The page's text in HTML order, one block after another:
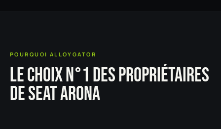
POURQUOI ALLOYGATOR
LE CHOIX N°1 DES PROPRIÉTAIRES
DE SEAT ARONA